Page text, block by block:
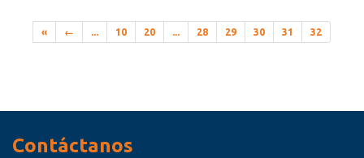
« ← ... 10 20 ... 28 29 30 31 32
Contáctanos